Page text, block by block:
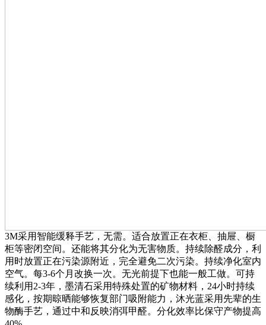
3M采用智能缓释手艺，无需。适合放置正在衣柜、抽屉、橱
柜等密闭空间。还能将其分化为无害物质。持续除醛成分，利
用时放置正在污染源附近，完全避免二次污染。持续净化室内
空气。每3-6个月改换一次。无光前提下也能一般工做。可持
续利用2-3年，墨清石采用特殊处置的矿物材料，24小时持续
感化，按期晾晒能够恢复部门吸附能力，沐光蓝采用先辈的生
物酶手艺，通过中和反映消弭甲醛。分化效率比保守产物提高